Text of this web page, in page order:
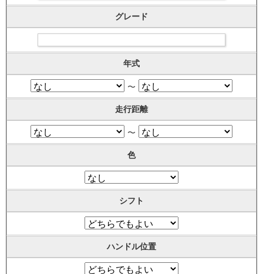
グレード
年式
〜
走行距離
〜
色
シフト
ハンドル位置